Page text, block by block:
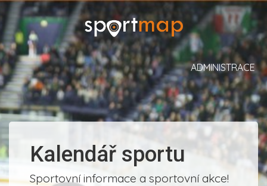
ADMINISTRACE
Kalendář sportu
Sportovní informace a sportovní akce!